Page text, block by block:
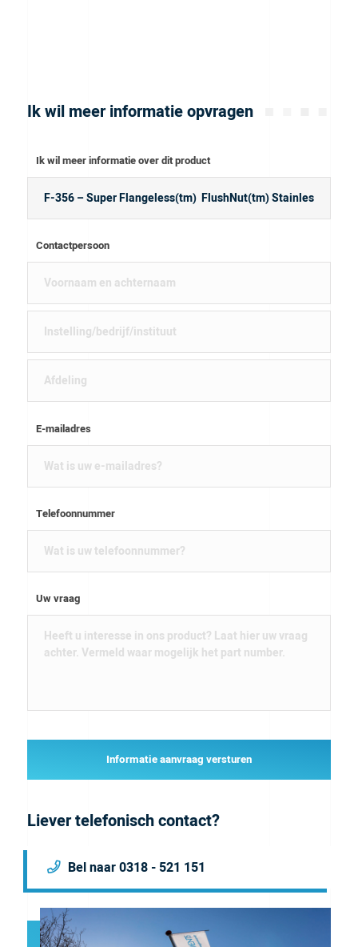
Ik wil meer informatie opvragen
Ik wil meer informatie over dit product
Contactpersoon
E-mailadres
Telefoonnummer
Uw vraag
Informatie aanvraag versturen
Liever telefonisch contact?
Bel naar 0318 - 521 151